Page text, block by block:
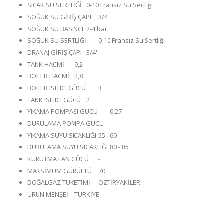
SICAK SU SERTLİĞİ
0-10 Fransız Su Sertliği
SOĞUK SU GİRİŞ ÇAPI
3/4 ''
SOĞUK SU BASINCI 2-4 bar
SOĞUK SU SERTLİĞİ
0-10 Fransız Su Sertliği
DRANAJ GİRİŞ ÇAPI 3/4''
TANK HACMİ
9,2
BOILER HACMİ
2,8
BOILER ISITICI GÜCÜ
3
TANK ISITICI GÜCÜ
2
YIKAMA POMPASI GÜCÜ
0,27
DURULAMA POMPA GÜCÜ
-
YIKAMA SUYU SICAKLIĞI 55 - 60
DURULAMA SUYU SICAKLIĞI 80 - 85
KURUTMA FAN GÜCÜ
-
MAKSİMUM GÜRÜLTÜ
70
DOĞALGAZ TÜKETİMİ
ÖZTİRYAKİLER
ÜRÜN MENŞEİ
TÜRKİYE